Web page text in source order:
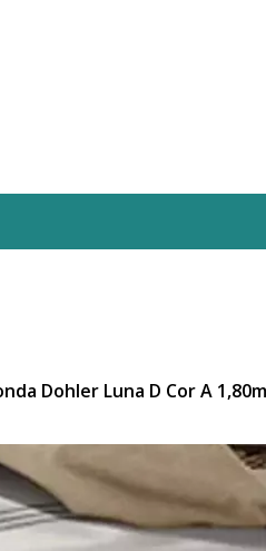
Dohler Luna D Cor A